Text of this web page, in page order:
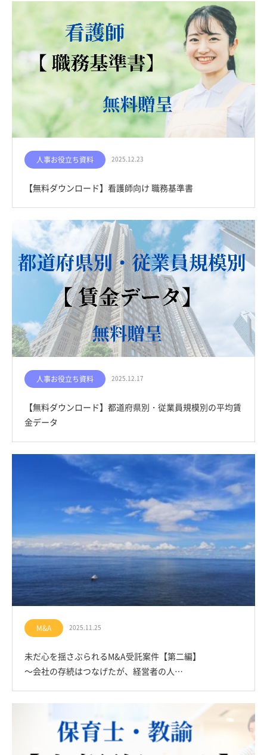
人事お役立ち資料 2025.12.23
【無料ダウンロード】看護師向け 職務基準書
人事お役立ち資料 2025.12.17
【無料ダウンロード】都道府県別・従業員規模別の平均賃
金データ
M&A 2025.11.25
未だ心を揺さぶられるM&A受託案件【第二編】
～会社の存続はつなげたが、経営者の人…